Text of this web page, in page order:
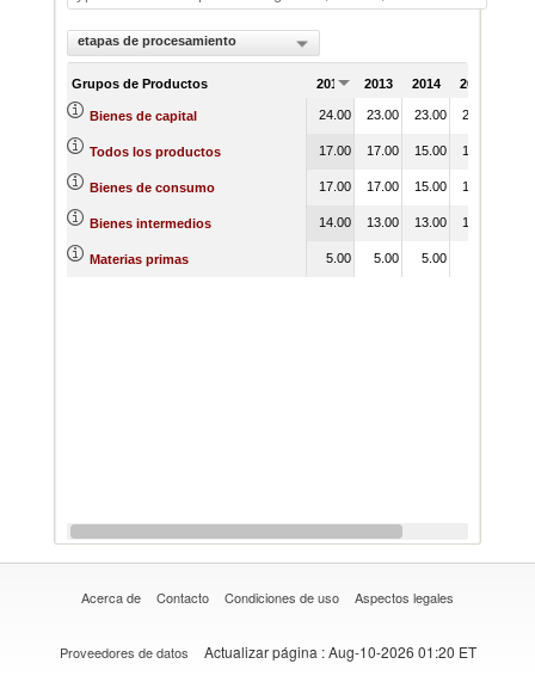
etapas de procesamiento
Grupos de Productos 2012 2013 2014 2015
Bienes de capital 24.00 23.00 23.00 23.00
Todos los productos 17.00 17.00 15.00 18.00
Bienes de consumo 17.00 17.00 15.00 19.00
Bienes intermedios 14.00 13.00 13.00 12.00
Materias primas 5.00 5.00 5.00
Acerca de Contacto Condiciones de uso Aspectos legales
Proveedores de datos Actualizar página : Aug-10-2026 01:20 ET